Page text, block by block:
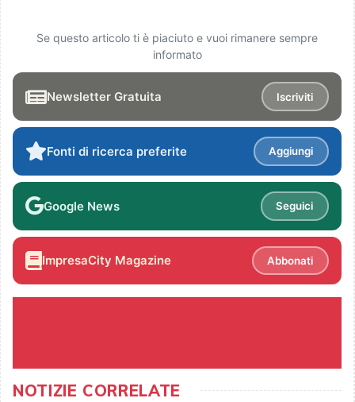
Se questo articolo ti è piaciuto e vuoi rimanere sempre
informato
Newsletter Gratuita Iscriviti
Fonti di ricerca preferite Aggiungi
Google News Seguici
ImpresaCity Magazine Abbonati
NOTIZIE CORRELATE